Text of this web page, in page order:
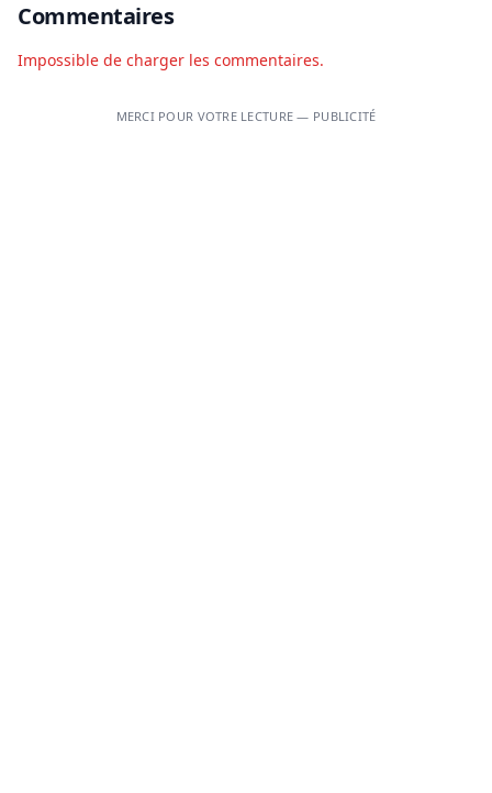
Commentaires
Impossible de charger les commentaires.
MERCI POUR VOTRE LECTURE — PUBLICITÉ